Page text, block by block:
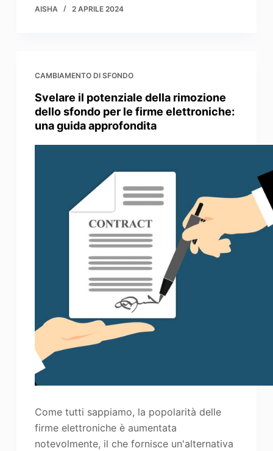
AISHA 2 APRILE 2024
CAMBIAMENTO DI SFONDO
Svelare il potenziale della rimozione
dello sfondo per le firme elettroniche:
una guida approfondita
Come tutti sappiamo, la popolarità delle
firme elettroniche è aumentata
notevolmente, il che fornisce un'alternativa